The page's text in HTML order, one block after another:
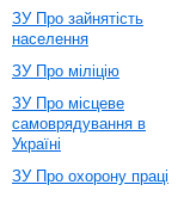
ЗУ Про зайнятість
населення
ЗУ Про міліцію
ЗУ Про місцеве
самоврядування в
Україні
ЗУ Про охорону праці